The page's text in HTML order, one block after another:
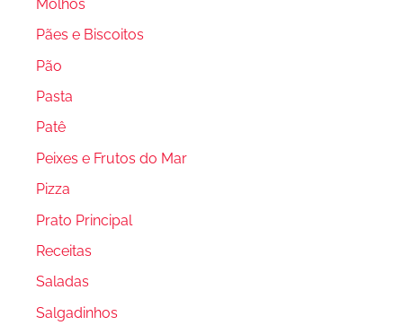
Molhos
Pães e Biscoitos
Pão
Pasta
Patê
Peixes e Frutos do Mar
Pizza
Prato Principal
Receitas
Saladas
Salgadinhos